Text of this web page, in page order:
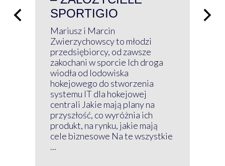
SPORTIGIO
Mariusz i Marcin
Zwierzychowscy to młodzi
przedsiębiorcy, od zawsze
zakochani w sporcie Ich droga
wiodła od lodowiska
hokejowego do stworzenia
systemu IT dla hokejowej
centrali Jakie mają plany na
przyszłość, co wyróżnia ich
produkt, na rynku, jakie mają
cele biznesowe Na te wszystkie
...